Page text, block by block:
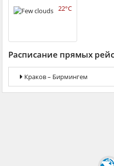
22°C
Расписание прямых
Краков – Бирмингем